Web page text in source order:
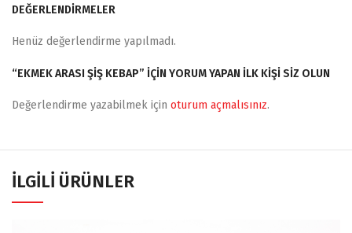
DEĞERLENDIRMELER
Henüz değerlendirme yapılmadı.
“EKMEK ARASI ŞIŞ KEBAP” IÇIN YORUM YAPAN ILK KIŞI SIZ OLUN
Değerlendirme yazabilmek için oturum açmalısınız.
İLGILI ÜRÜNLER